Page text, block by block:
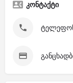
კონტაქტი